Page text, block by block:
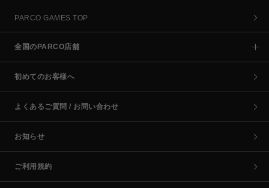
PARCO GAMES TOP
全国のPARCO店舗
初めてのお客様へ
よくあるご質問 / お問い合わせ
お知らせ
ご利用規約